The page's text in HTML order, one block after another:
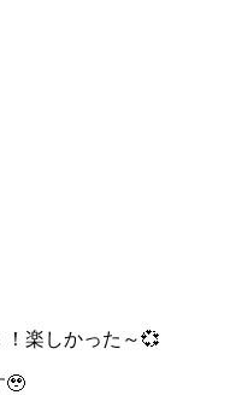
楽しかった～💞
🥹